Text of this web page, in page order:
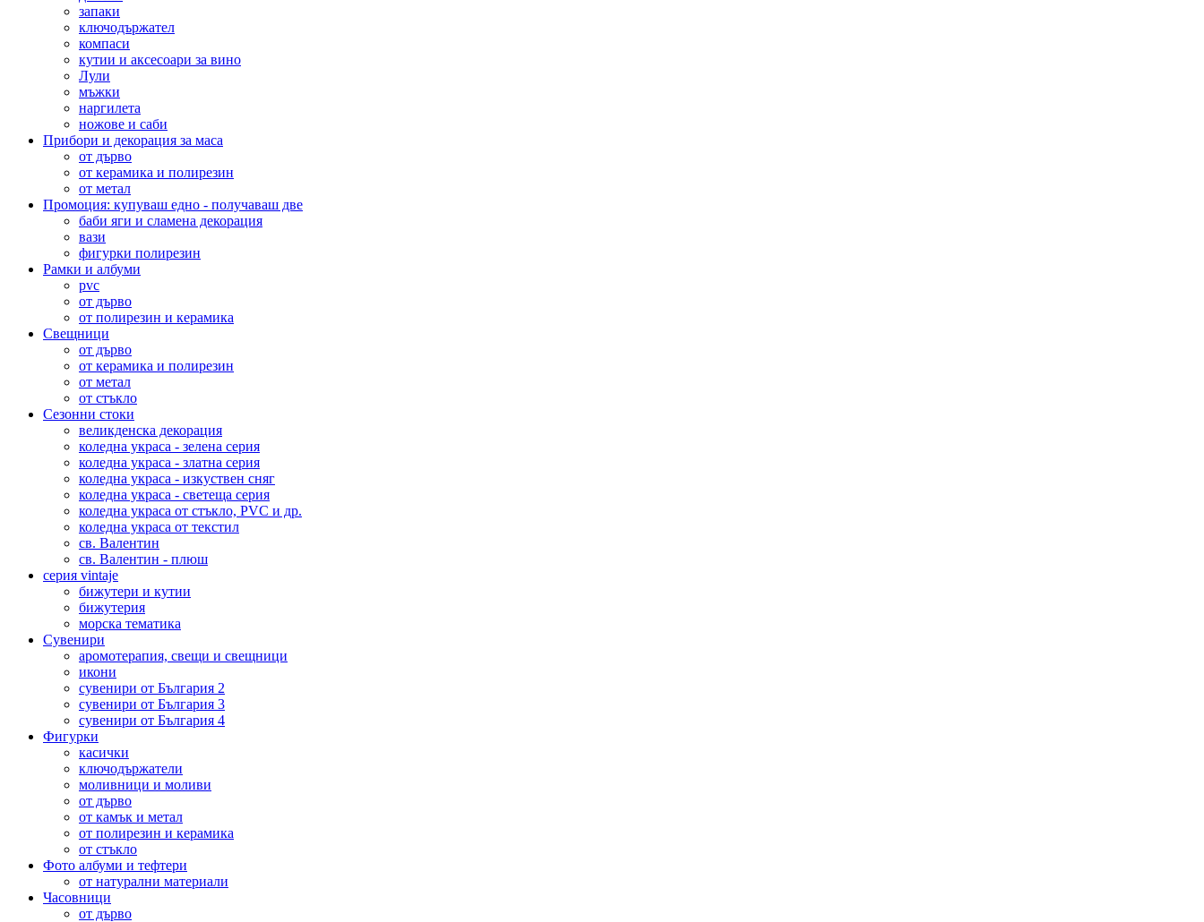
запаки
ключодържател
компаси
кутии и аксесоари за вино
Лули
мъжки
наргилета
ножове и саби
Прибори и декорация за маса
от дърво
от керамика и полирезин
от метал
Промоция: купуваш едно - получаваш две
баби яги и сламена декорация
вази
фигурки полирезин
Рамки и албуми
pvc
от дърво
от полирезин и керамика
Свещници
от дърво
от керамика и полирезин
от метал
от стъкло
Сезонни стоки
великденска декорация
коледна украса - зелена серия
коледна украса - златна серия
коледна украса - изкуствен сняг
коледна украса - светеща серия
коледна украса от стъкло, PVC и др.
коледна украса от текстил
св. Валентин
св. Валентин - плюш
серия vintaje
бижутери и кутии
бижутерия
морска тематика
Сувенири
аромотерапия, свещи и свещници
икони
сувенири от България 2
сувенири от България 3
сувенири от България 4
Фигурки
касички
ключодържатели
моливници и моливи
от дърво
от камък и метал
от полирезин и керамика
от стъкло
Фото албуми и тефтери
от натурални материали
Часовници
от дърво